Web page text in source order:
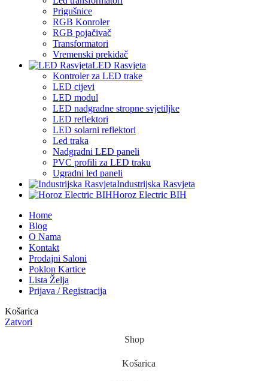
Prigušnice
RGB Konroler
RGB pojačivač
Transformatori
Vremenski prekidač
LED Rasvjeta
Kontroler za LED trake
LED cijevi
LED modul
LED nadgradne stropne svjetiljke
LED reflektori
LED solarni reflektori
Led traka
Nadgradni LED paneli
PVC profili za LED traku
Ugradni led paneli
Industrijska Rasvjeta
Horoz Electric BIH
Home
Blog
O Nama
Kontakt
Prodajni Saloni
Poklon Kartice
Lista Želja
Prijava / Registracija
Košarica
Zatvori
Shop
Košarica